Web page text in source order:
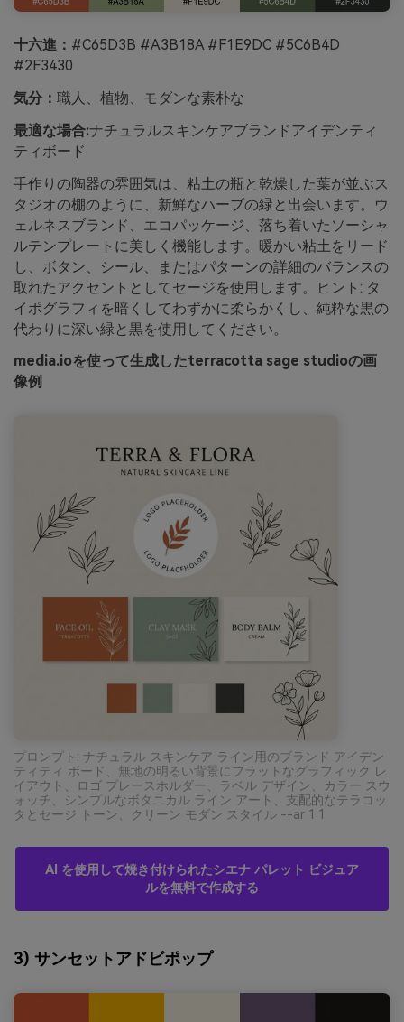
十六進： #C65D3B #A3B18A #F1E9DC #5C6B4D
#2F3430
気分： 職人、植物、モダンな素朴な
最適な場合:ナチュラルスキンケアブランドアイデンティ
ティボード
手作りの陶器の雰囲気は、粘土の瓶と乾燥した葉が並ぶス
タジオの棚のように、新鮮なハーブの緑と出会います。ウ
ェルネスブランド、エコパッケージ、落ち着いたソーシャ
ルテンプレートに美しく機能します。暖かい粘土をリード
し、ボタン、シール、またはパターンの詳細のバランスの
取れたアクセントとしてセージを使用します。ヒント: タ
イポグラフィを暗くしてわずかに柔らかくし、純粋な黒の
代わりに深い緑と黒を使用してください。
media.ioを使って生成したterracotta sage studioの画
像例
プロンプト: ナチュラル スキンケア ライン用のブランド アイデン
ティティ ボード、無地の明るい背景にフラットなグラフィック レ
イアウト、ロゴ プレースホルダー、ラベル デザイン、カラー スウ
ォッチ、シンプルなボタニカル ライン アート、支配的なテラコッ
タとセージ トーン、クリーン モダン スタイル --ar 1:1
AI を使用して焼き付けられたシエナ パレット ビジュア
ルを無料で作成する
3) サンセットアドビポップ